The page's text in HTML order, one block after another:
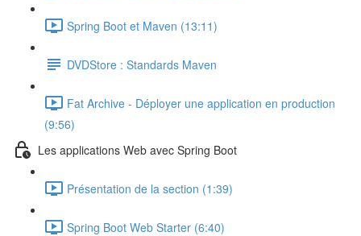
Spring Boot et Maven (13:11)
DVDStore : Standards Maven
Fat Archive - Déployer une application en production
(9:56)
Les applications Web avec Spring Boot
Présentation de la section (1:39)
Spring Boot Web Starter (6:40)